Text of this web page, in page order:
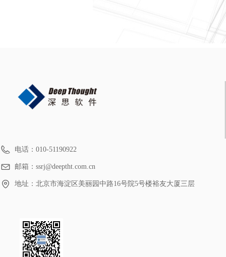
电话： 010-51190922
邮箱： ssrj@deeptht.com.cn
地址： 北京市海淀区美丽园中路16号院5号楼裕友大厦三层